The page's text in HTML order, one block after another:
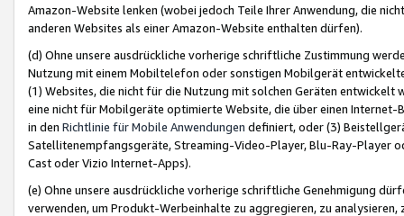
Amazon-Website lenken (wobei jedoch Teile Ihrer Anwendung, die
anderen Websites als einer Amazon-Website enthalten dürfen).
(d) Ohne unsere ausdrückliche vorherige schriftliche Zustimmung
Nutzung mit einem Mobiltelefon oder sonstigen Mobilgerät
(1) Websites, die nicht für die Nutzung mit solchen Geräten
eine nicht für Mobilgeräte optimierte Website, die über einen
in den Richtlinie für Mobile Anwendungen definiert, oder (3)
Satellitenempfangsgeräte, Streaming-Video-Player, Blu-Ray-Player
Cast oder Vizio Internet-Apps).
(e) Ohne unsere ausdrückliche vorherige schriftliche Genehmigung
verwenden, um Produkt-Werbeinhalte zu aggregieren, zu